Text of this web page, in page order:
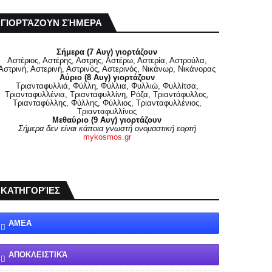
ΓΙΟΡΤΆΖΟΥΝ ΣΉΜΕΡΑ
Σήμερα (7 Αυγ) γιορτάζουν
Αστέριος, Αστέρης, Αστρης, Αστέρω, Αστερία, Αστρούλα,
Αστερινή, Αστρινός, Αστερινός, Νικάνωρ, Νικάνορας
Αύριο (8 Αυγ) γιορτάζουν
Τριανταφυλλιά, Φύλλη, Φύλλια, Φυλλιώ, Φυλλίτσα,
Τριανταφυλλένια, Τριανταφυλλίνη, Ρόζα, Τριαντάφυλλος,
Τριανταφύλλης, Φύλλης, Φύλλιος, Τριανταφυλλένιος,
Τριανταφυλλίνος
Μεθαύριο (9 Αυγ) γιορτάζουν
Σήμερα δεν είναι κάποια γνωστή ονομαστική εορτή
mykosmos.gr
ΚΑΤΗΓΟΡΊΕΣ
ΑΜΕΑ
ΑΠΟΚΛΕΙΣΤΙΚΆ